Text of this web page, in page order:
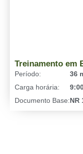
Treinamento em
Período:
Carga horária:
Documento Base:
36
NR